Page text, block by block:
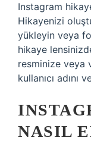
Instagram
Hikayenizi
yükleyin veya
hikaye
resminize veya
kullanıcı adını
NASIL